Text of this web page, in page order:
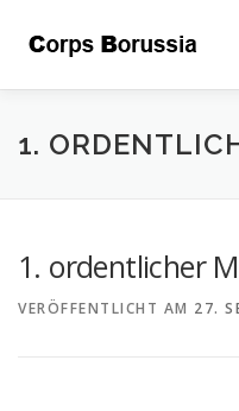
Inhalt
springen
ÜBER UNS DAS
STIFTUNG
1.
1. ordentlicher
VERÖFFENTLICHT AM 27.